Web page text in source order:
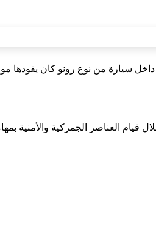
سيارة من نوع رونو كان يقودها